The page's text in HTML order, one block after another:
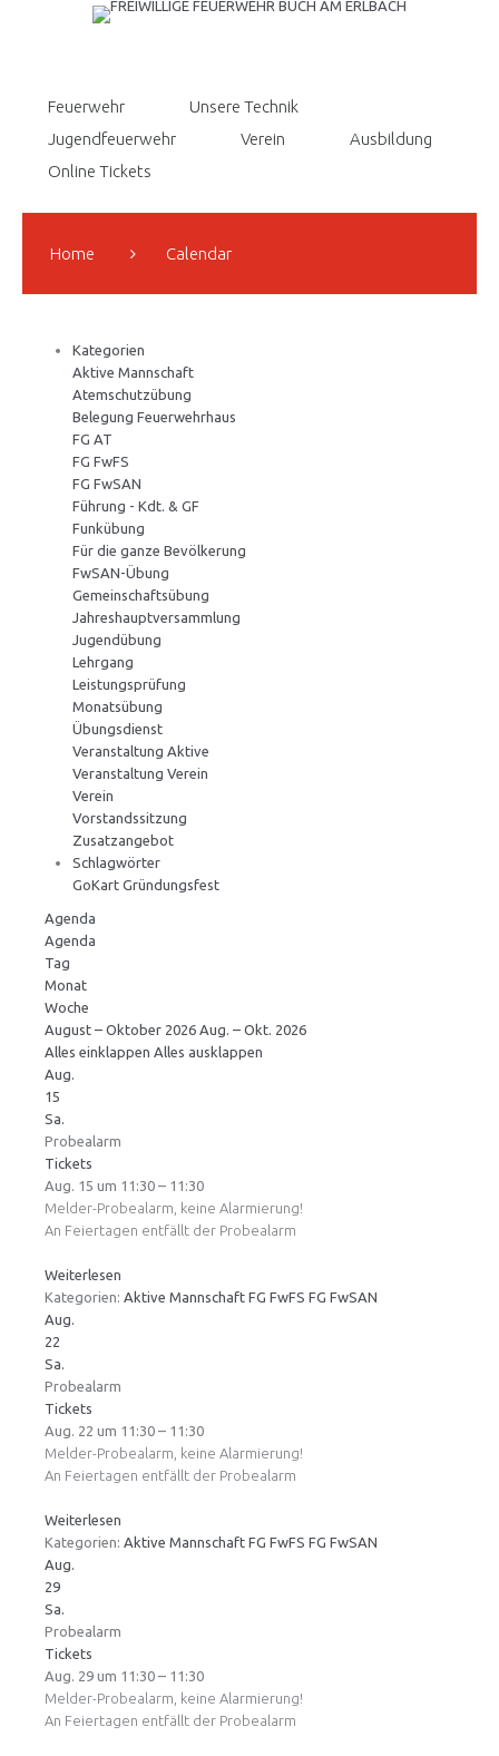
Feuerwehr
Unsere Technik
Jugendfeuerwehr
Verein
Ausbildung
Online Tickets
Home Calendar
Kategorien
Aktive Mannschaft
Atemschutzübung
Belegung Feuerwehrhaus
FG AT
FG FwFS
FG FwSAN
Führung - Kdt. & GF
Funkübung
Für die ganze Bevölkerung
FwSAN-Übung
Gemeinschaftsübung
Jahreshauptversammlung
Jugendübung
Lehrgang
Leistungsprüfung
Monatsübung
Übungsdienst
Veranstaltung Aktive
Veranstaltung Verein
Verein
Vorstandssitzung
Zusatzangebot
Schlagwörter
GoKart Gründungsfest
Agenda
Agenda
Tag
Monat
Woche
August – Oktober 2026 Aug. – Okt. 2026
Alles einklappen Alles ausklappen
Aug.
15
Sa.
Probealarm
Tickets
Aug. 15 um 11:30 – 11:30
Melder-Probealarm, keine Alarmierung!
An Feiertagen entfällt der Probealarm
Weiterlesen
Kategorien: Aktive Mannschaft FG FwFS FG FwSAN
Aug.
22
Sa.
Probealarm
Tickets
Aug. 22 um 11:30 – 11:30
Melder-Probealarm, keine Alarmierung!
An Feiertagen entfällt der Probealarm
Weiterlesen
Kategorien: Aktive Mannschaft FG FwFS FG FwSAN
Aug.
29
Sa.
Probealarm
Tickets
Aug. 29 um 11:30 – 11:30
Melder-Probealarm, keine Alarmierung!
An Feiertagen entfällt der Probealarm